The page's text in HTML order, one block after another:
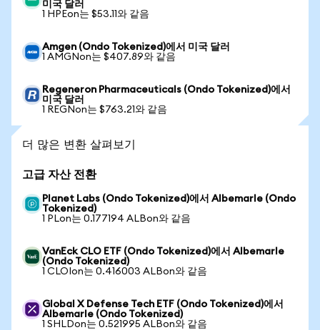
미국 달러
1 HPEon는 $53.11와 같음
Amgen (Ondo Tokenized)에서 미국 달러
1 AMGNon는 $407.89와 같음
Regeneron Pharmaceuticals (Ondo Tokenized)에서
미국 달러
1 REGNon는 $763.21와 같음
더 많은 변환 살펴보기
고급 자산 전환
Planet Labs (Ondo Tokenized)에서 Albemarle (Ondo
Tokenized)
1 PLon는 0.177194 ALBon와 같음
VanEck CLO ETF (Ondo Tokenized)에서 Albemarle
(Ondo Tokenized)
1 CLOIon는 0.416003 ALBon와 같음
Global X Defense Tech ETF (Ondo Tokenized)에서
Albemarle (Ondo Tokenized)
1 SHLDon는 0.521995 ALBon와 같음